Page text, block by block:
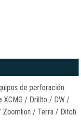
de perforación
XCMG / Drillto / DW /
Zoomlion / Terra / Ditch